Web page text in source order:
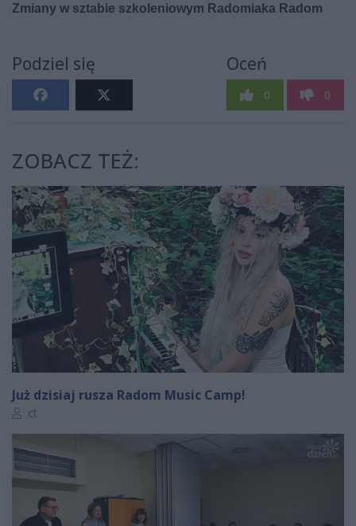
Podziel się Oceń
0 0
ZOBACZ TEŻ:
Już dzisiaj rusza Radom Music Camp!
Autor artykułu:
ct